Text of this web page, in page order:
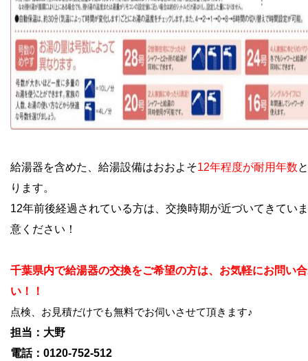
給湯器を含めた、給湯設備はおおよそ12年程度が耐用年数
ります。
12年前後経過されている方は、交換時期が近づいてきてい
意ください！
千葉県内で給湯器の交換をご希望の方は、お気軽にお問い
い！！
点検、お見積だけでも無料でお伺いさせて頂きます♪
担当：大野
電話：0120-752-512